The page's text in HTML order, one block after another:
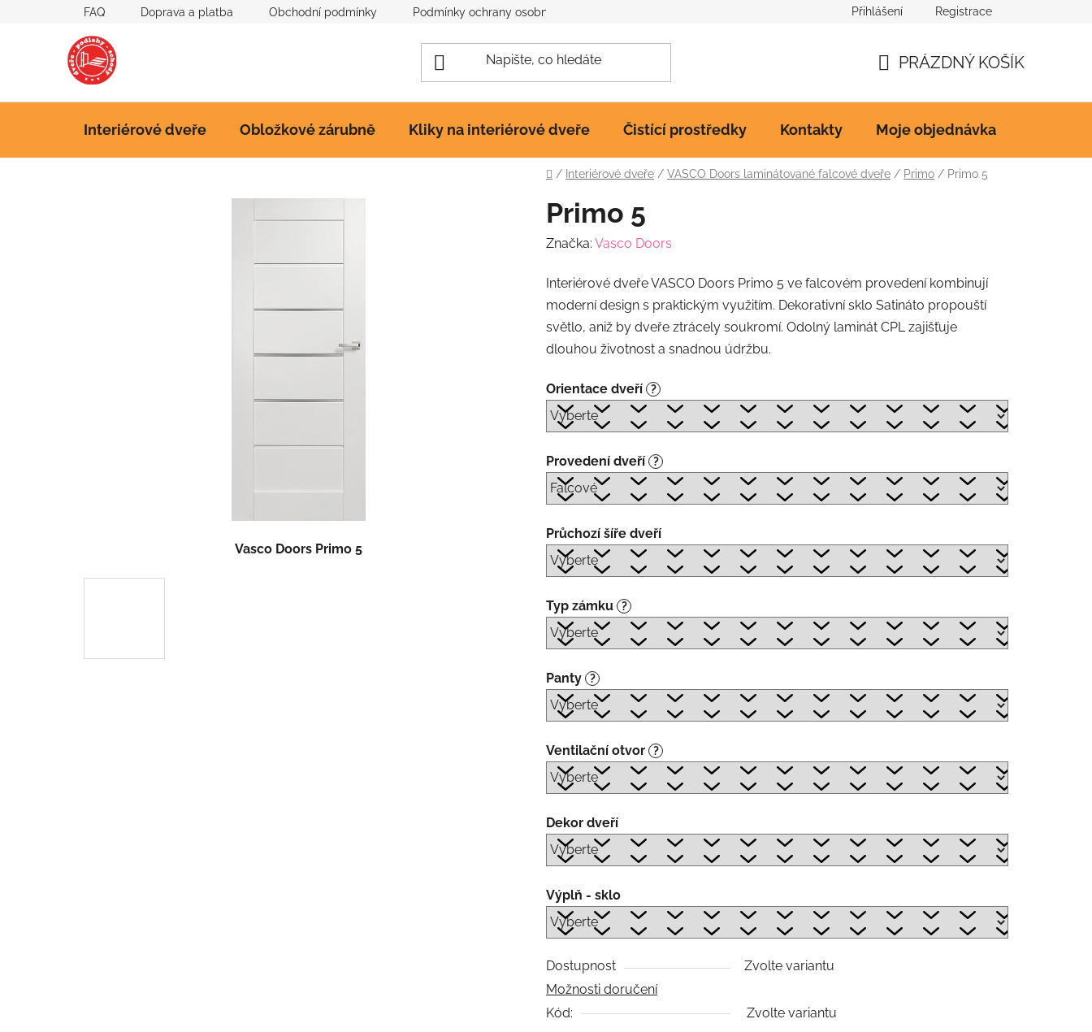
FAQ Doprava a platba Obchodní podmínky Podmínky ochrany osobních údajů Přihlášení Registrace
KOŠÍK
PRÁZDNÝ KOŠÍK
Interiérové dveře Obložkové zárubně Kliky na interiérové dveře Čistící prostředky Kontakty Moje objednávka
Domů
/ Interiérové dveře / VASCO Doors laminátované falcové dveře / Primo / Primo 5
Primo 5
Značka: Vasco Doors
Interiérové dveře VASCO Doors Primo 5 ve falcovém provedení kombinují
moderní design s praktickým využitím. Dekorativní sklo Satináto propouští
světlo, aniž by dveře ztrácely soukromí. Odolný laminát CPL zajišťuje
dlouhou životnost a snadnou údržbu.
Orientace dveří ?
Provedení dveří ?
Průchozí šíře dveří
Typ zámku ?
Panty ?
Ventilační otvor ?
Dekor dveří
Výplň - sklo
Dostupnost
Zvolte variantu
Možnosti doručení
Kód:
Zvolte variantu
Vasco Doors Primo 5